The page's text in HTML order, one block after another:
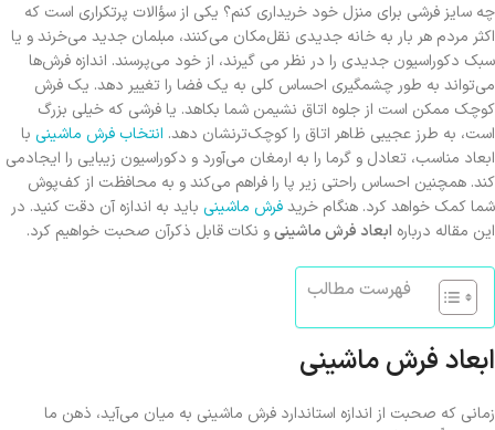
چه سایز فرشی برای منزل خود خریداری کنم؟ یکی از سؤالات پرتکراری است که
اکثر مردم هر بار به خانه جدیدی نقل‌مکان می‌کنند، مبلمان جدید می‌خرند و یا
سبک دکوراسیون جدیدی را در نظر می گیرند، از خود می‌پرسند. اندازه فرش‌ها
می‌تواند به طور چشمگیری احساس کلی به یک فضا را تغییر دهد. یک فرش
کوچک ممکن است از جلوه اتاق نشیمن شما بکاهد. یا فرشی که خیلی بزرگ
است، به طرز عجیبی ظاهر اتاق را کوچک‌ترنشان دهد. انتخاب فرش ماشینی با
ابعاد مناسب، تعادل و گرما را به ارمغان می‌آورد و دکوراسیون زیبایی را ایجادمی
کند. همچنین احساس راحتی زیر پا را فراهم می‌کند و به محافظت از کف‌پوش
شما کمک خواهد کرد. هنگام خریدفرش ماشینی باید به اندازه آن دقت کنید. در
این مقاله درباره ابعاد فرش ماشینیو نکات قابل ذکرآن صحبت خواهیم کرد.
فهرست مطالب
ابعاد فرش ماشینی
زمانی که صحبت از اندازه استاندارد فرش ماشینی به میان می‌آید، ذهن ما